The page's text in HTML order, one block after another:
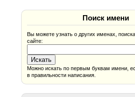
Поиск имени
Вы можете узнать о других именах,
сайте:
Можно искать по первым буквам имени,
в правильности написания.